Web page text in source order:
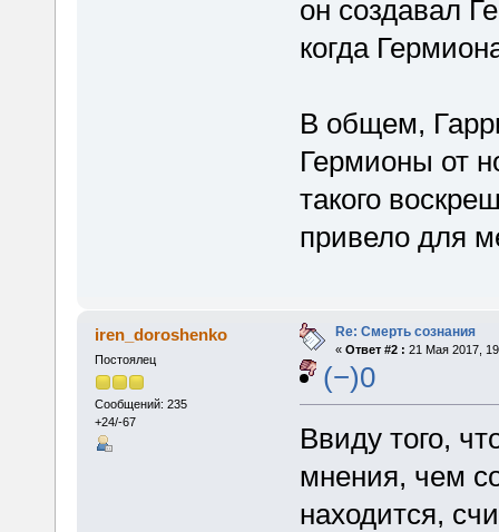
он создавал
когда
В общем,
Гермионы от
такого
привело для
iren_doroshenko
Постоялец
Сообщений: 235
+24/-67
Re: Смерть сознания
« Ответ #2 : 21 Мая 2017,
(−)0
Ввиду того,
мнения, чем
находится,